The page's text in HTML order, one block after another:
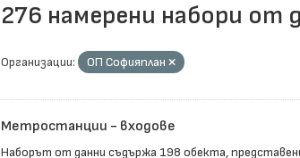
276 намерени набори от
Организации: ОП Софияплан
Метростанции - входове
Наборът от данни съдържа 198 обекта,